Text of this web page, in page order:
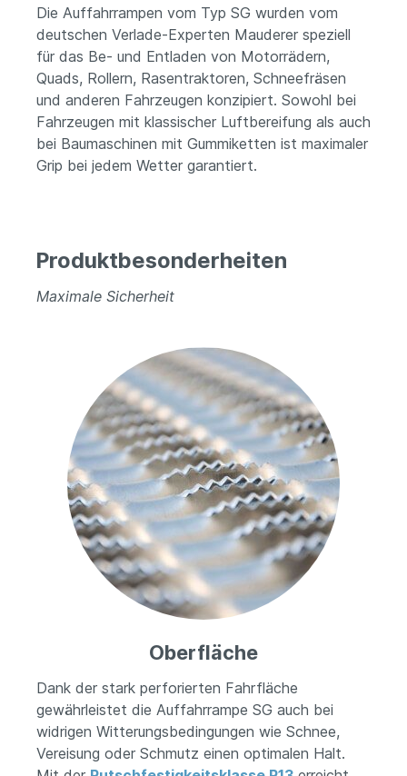
Die Auffahrrampen vom Typ SG wurden vom
deutschen Verlade-Experten Mauderer speziell
für das Be- und Entladen von Motorrädern,
Quads, Rollern, Rasentraktoren, Schneefräsen
und anderen Fahrzeugen konzipiert. Sowohl bei
Fahrzeugen mit klassischer Luftbereifung als auch
bei Baumaschinen mit Gummiketten ist maximaler
Grip bei jedem Wetter garantiert.
Produktbesonderheiten
Maximale Sicherheit
Oberfläche
Dank der stark perforierten Fahrfläche
gewährleistet die Auffahrrampe SG auch bei
widrigen Witterungsbedingungen wie Schnee,
Vereisung oder Schmutz einen optimalen Halt.